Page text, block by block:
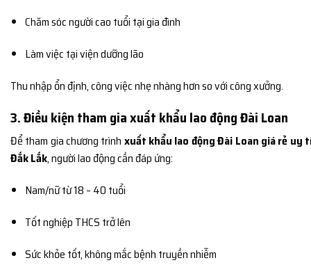
Chăm sóc người cao tuổi tại gia đình
Làm việc tại viện dưỡng lão
Thu nhập ổn định, công việc nhẹ nhàng hơn so với công xưởng.
3. Điều kiện tham gia xuất khẩu lao động Đài Loan
Để tham gia chương trình xuất khẩu lao động Đài Loan giá rẻ uy
Đắk Lắk, người lao động cần đáp ứng:
Nam/nữ từ 18 – 40 tuổi
Tốt nghiệp THCS trở lên
Sức khỏe tốt, không mắc bệnh truyền nhiễm